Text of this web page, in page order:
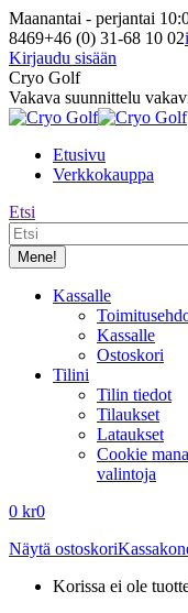
Siirry
sisältöön
Maanantai - perjantai
8469+46 (0) 31-68 10 02
Kirjaudu sisään
Facebook-
sivu
avautuu
ikkunaan
Instagram-
sivu
avautuu
ikkunaan
Cryo Golf
Vakava suunnittelu
Etusivu
Verkkokauppa
Etsi:
Etsi
Kassalle
Kassalle
Ostoskori
Tilini
Tilin tiedot
Tilaukset
Lataukset
Cookie
valintoja
0 kr0
Näytä ostoskori
Korissa ei ole